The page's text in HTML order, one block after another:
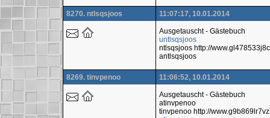
8270. ntlsqsjoos 11:07:17, 10.01.2014
Ausgetauscht - Gästebuch
untlsqsjoos
ntlsqsjoos http://
antlsqsjoos
8269. tinvpenoo 11:06:52, 10.01.2014
Ausgetauscht - Gästebuch
atinvpenoo
tinvpenoo http://